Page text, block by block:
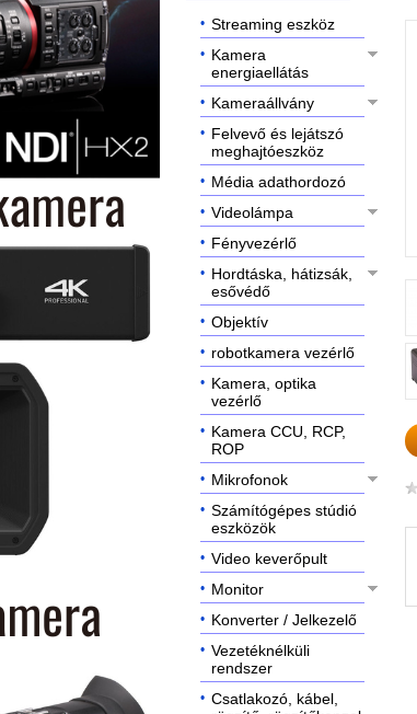
Streaming eszköz
Kamera
energiaellátás
Kameraállvány
Felvevő és lejátszó
meghajtóeszköz
Média adathordozó
Videolámpa
Fényvezérlő
Hordtáska, hátizsák,
esővédő
Objektív
robotkamera vezérlő
Kamera, optika
vezérlő
Kamera CCU, RCP,
ROP
Mikrofonok
Számítógépes stúdió
eszközök
Video keverőpult
Monitor
Konverter / Jelkezelő
Vezetéknélküli
rendszer
Csatlakozó, kábel,